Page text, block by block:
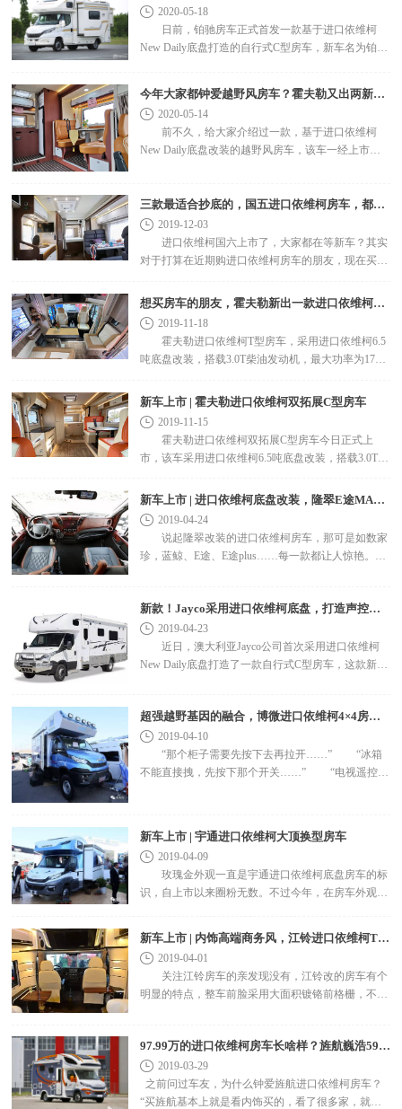
2020-05-18
日前，铂驰房车正式首发一款基于进口依维柯
New Daily底盘打造的自行式C型房车，新车名为铂驰
今年大家都钟爱越野风房车？霍夫勒又出两新款！
2020-05-14
前不久，给大家介绍过一款，基于进口依维柯
New Daily底盘改装的越野风房车，该车一经上市，
三款最适合抄底的，国五进口依维柯房车，都是爆款！
2019-12-03
进口依维柯国六上市了，大家都在等新车？其实
对于打算在近期购进口依维柯房车的朋友，现在买国
对国五是有一..
想买房车的朋友，霍夫勒新出一款进口依维柯T型！
2019-11-18
霍夫勒进口依维柯T型房车，采用进口依维柯6.5
吨底盘改装，搭载3.0T柴油发动机，最大功率为170
准。蓝牌C本驾驶..
新车上市 | 霍夫勒进口依维柯双拓展C型房车
2019-11-15
霍夫勒进口依维柯双拓展C型房车今日正式上
市，该车采用进口依维柯6.5吨底盘改装，搭载3.0T柴
8AT变速箱，国五..
新车上市 | 进口依维柯底盘改装，隆翠E途MAX房车！
2019-04-24
说起隆翠改装的进口依维柯房车，那可是如数家
珍，蓝鲸、E途、E途plus……每一款都让人惊艳。今
新款！Jayco采用进口依维柯底盘，打造声控旅居车
2019-04-23
近日，澳大利亚Jayco公司首次采用进口依维柯
New Daily底盘打造了一款自行式C型房车，这款新车
超强越野基因的融合，博微进口依维柯4×4房车！
2019-04-10
“那个柜子需要先按下去再拉开……” “冰箱
不能直接拽，先按下那个开关……” “电视遥控器
新车上市 | 宇通进口依维柯大顶换型房车
2019-04-09
玫瑰金外观一直是宇通进口依维柯底盘房车的标
识，自上市以来圈粉无数。不过今年，在房车外观方
新车上市 | 内饰高端商务风，江铃进口依维柯T型房车！
2019-04-01
关注江铃房车的亲发现没有，江铃改的房车有个
明显的特点，整车前脸采用大面积镀铬前格栅，不仅
97.99万的进口依维柯房车长啥样？旌航巍浩591-IV双拓展实拍！
2019-03-29
“买旌航基本上就是看内饰买的，看了很多家，就旌